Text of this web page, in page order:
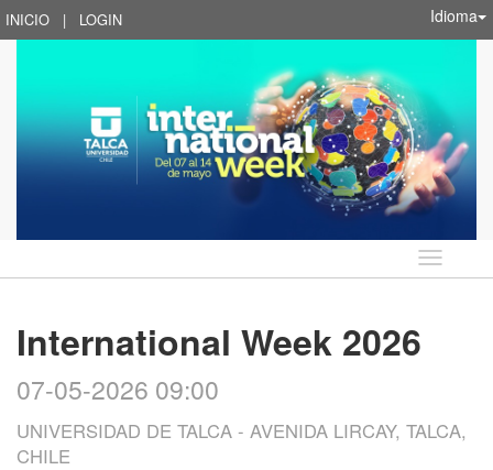
INICIO | LOGIN Idioma
Idioma
International Week 2026
07-05-2026 09:00
UNIVERSIDAD DE TALCA - AVENIDA LIRCAY, TALCA,
CHILE